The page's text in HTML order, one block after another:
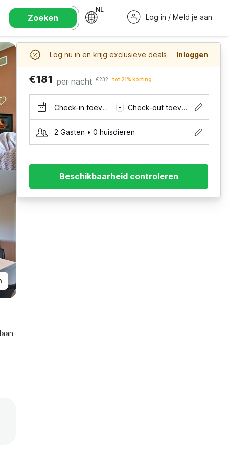
Zoeken
NL
Log in / Meld je aan
Log nu in en krijg exclusieve deals Inloggen
€181 per nacht €232 tot 21% korting
Check-in toevoegen – Check-out toevoegen
2 Gasten • 0 huisdieren
Beschikbaarheid controleren